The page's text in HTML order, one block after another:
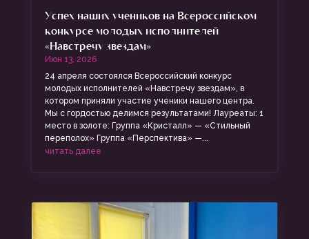
Успех наших учеников на Всероссийском
конкурсе молодых исполнителей
«Навстречу звездам»
Июн 13, 2026
24 апреля состоялся Всероссийский конкурс
молодых исполнителей «Навстречу звездам», в
котором приняли участие ученики нашего центра.
Мы с гордостью делимся результатами! Лауреаты: 1
место в золоте: Группа «Кристалл» — «Стильный
переполох» Группа «Перспектива» —...
читать далее